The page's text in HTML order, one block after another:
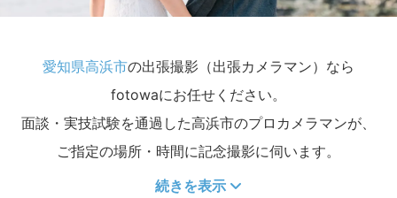
愛知県高浜市の出張撮影（出張カメラマン）なら
fotowaにお任せください。
面談・実技試験を通過した高浜市のプロカメラマンが、
ご指定の場所・時間に記念撮影に伺います。
続きを表示